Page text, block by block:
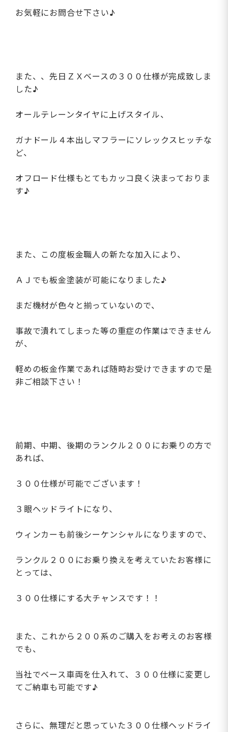
お気軽にお問合せ下さい♪
また、、先日ＺＸベースの３００仕様が完成致しま
した♪
オールテレーンタイヤに上げスタイル、
ガナドール４本出しマフラーにソレックスヒッチな
ど、
オフロード仕様もとてもカッコ良く決まっておりま
す♪
また、この度板金職人の新たな加入により、
ＡＪでも板金塗装が可能になりました♪
まだ機材が色々と揃っていないので、
事故で潰れてしまった等の重症の作業はできません
が、
軽めの板金作業であれば随時お受けできますので是
非ご相談下さい！
前期、中期、後期のランクル２００にお乗りの方で
あれば、
３００仕様が可能でございます！
３眼ヘッドライトになり、
ウィンカーも前後シーケンシャルになりますので、
ランクル２００にお乗り換えを考えていたお客様に
とっては、
３００仕様にする大チャンスです！！
また、これから２００系のご購入をお考えのお客様
でも、
当社でベース車両を仕入れて、３００仕様に変更し
てご納車も可能です♪
さらに、無理だと思っていた３００仕様ヘッドライ